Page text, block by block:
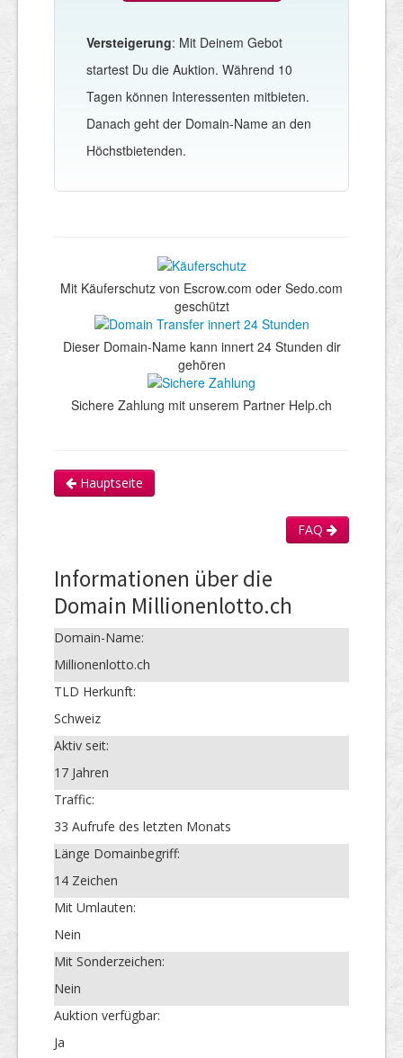
Versteigerung: Mit Deinem Gebot
startest Du die Auktion. Während 10
Tagen können Interessenten mitbieten.
Danach geht der Domain-Name an den
Höchstbietenden.
Mit Käuferschutz von Escrow.com oder Sedo.com
geschützt
Dieser Domain-Name kann innert 24 Stunden dir
gehören
Sichere Zahlung mit unserem Partner Help.ch
Hauptseite
FAQ
Informationen über die
Domain Millionenlotto.ch
Domain-Name:
Millionenlotto.ch
TLD Herkunft:
Schweiz
Aktiv seit:
17 Jahren
Traffic:
33 Aufrufe des letzten Monats
Länge Domainbegriff:
14 Zeichen
Mit Umlauten:
Nein
Mit Sonderzeichen:
Nein
Auktion verfügbar:
Ja